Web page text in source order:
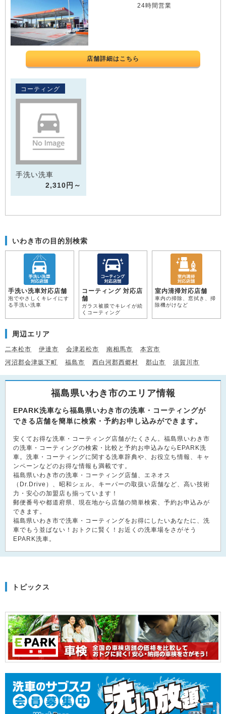
24時間営業
店舗詳細はこちら
コーティング
手洗い洗車
2,310円～
いわき市の目的別検索
手洗い洗車対応店舗
泡でやさしくキレイにす
る手洗い洗車
コーティング 対応店
舗
ガラス被膜でキレイが続
くコーティング
室内清掃対応店舗
車内の掃除、窓拭き、掃
除機がけなど
周辺エリア
二本松市 伊達市 会津若松市 南相馬市
本宮市
河沼郡会津坂下町
福島市 西白河郡西郷村 郡山市 須賀川市
福島県いわき市のエリア情報
EPARK洗車なら福島県いわき市の洗車・コーティングが
できる店舗を簡単に検索・予約お申し込みができます。
安くてお得な洗車・コーティング店舗がたくさん。福島県いわき市
の洗車・コーティングの検索・比較と予約お申込みならEPARK洗
車。洗車・コーティングに関する洗車辞典や、お役立ち情報、キャ
ンペーンなどのお得な情報も満載です。
福島県いわき市の洗車・コーティング店舗、エネオス
（Dr.Drive）、昭和シェル、キーパーの取扱い店舗など、高い技術
力・安心の加盟店も揃っています！
郵便番号や都道府県、現在地から店舗の簡単検索、予約お申込みが
できます。
福島県いわき市で洗車・コーティングをお得にしたいあなたに、洗
車でもう並ばない！おトクに賢く！お近くの洗車場をさがそう
EPARK洗車。
トピックス